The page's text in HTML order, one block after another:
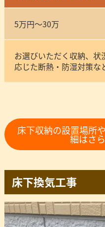
5万円～30万
お選びいただく収納、
応じた断熱・防湿対策な
床下収納の設置場所
細はさ
床下換気工事